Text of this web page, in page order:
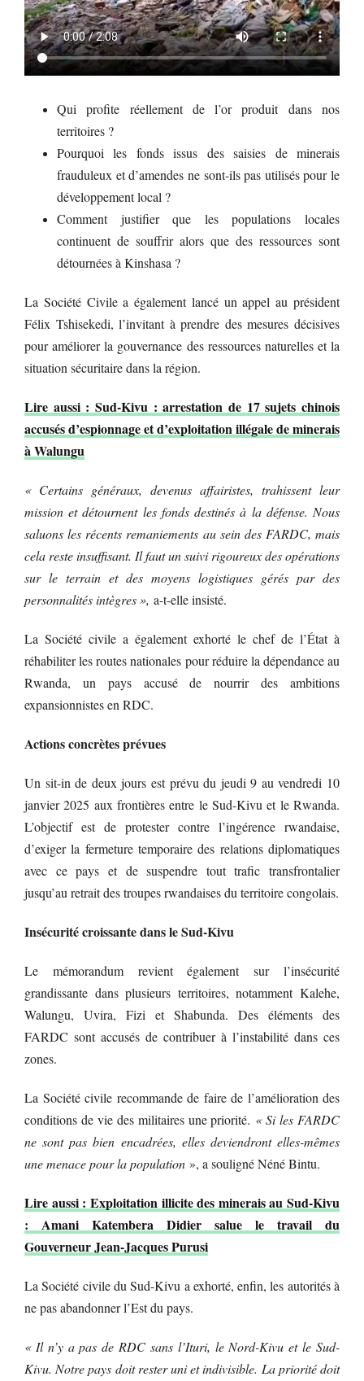
Qui profite réellement de l’or produit dans nos
territoires ?
Pourquoi les fonds issus des saisies de minerais
frauduleux et d’amendes ne sont-ils pas utilisés pour le
développement local ?
Comment justifier que les populations locales
continuent de souffrir alors que des ressources sont
détournées à Kinshasa ?
La Société Civile a également lancé un appel au président
Félix Tshisekedi, l’invitant à prendre des mesures décisives
pour améliorer la gouvernance des ressources naturelles et la
situation sécuritaire dans la région.
Lire aussi : Sud-Kivu : arrestation de 17 sujets chinois
accusés d’espionnage et d’exploitation illégale de minerais
à Walungu
« Certains généraux, devenus affairistes, trahissent leur
mission et détournent les fonds destinés à la défense. Nous
saluons les récents remaniements au sein des FARDC, mais
cela reste insuffisant. Il faut un suivi rigoureux des opérations
sur le terrain et des moyens logistiques gérés par des
personnalités intègres », a-t-elle insisté.
La Société civile a également exhorté le chef de l’État à
réhabiliter les routes nationales pour réduire la dépendance au
Rwanda, un pays accusé de nourrir des ambitions
expansionnistes en RDC.
Actions concrètes prévues
Un sit-in de deux jours est prévu du jeudi 9 au vendredi 10
janvier 2025 aux frontières entre le Sud-Kivu et le Rwanda.
L’objectif est de protester contre l’ingérence rwandaise,
d’exiger la fermeture temporaire des relations diplomatiques
avec ce pays et de suspendre tout trafic transfrontalier
jusqu’au retrait des troupes rwandaises du territoire congolais.
Insécurité croissante dans le Sud-Kivu
Le mémorandum revient également sur l’insécurité
grandissante dans plusieurs territoires, notamment Kalehe,
Walungu, Uvira, Fizi et Shabunda. Des éléments des
FARDC sont accusés de contribuer à l’instabilité dans ces
zones.
La Société civile recommande de faire de l’amélioration des
conditions de vie des militaires une priorité. « Si les FARDC
ne sont pas bien encadrées, elles deviendront elles-mêmes
une menace pour la population », a souligné Néné Bintu.
Lire aussi : Exploitation illicite des minerais au Sud-Kivu
: Amani Katembera Didier salue le travail du
Gouverneur Jean-Jacques Purusi
La Société civile du Sud-Kivu a exhorté, enfin, les autorités à
ne pas abandonner l’Est du pays.
« Il n’y a pas de RDC sans l’Ituri, le Nord-Kivu et le Sud-
Kivu. Notre pays doit rester uni et indivisible. La priorité doit